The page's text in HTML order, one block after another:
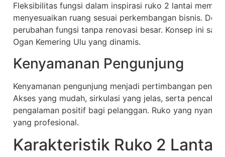
Fleksibilitas fungsi dalam inspirasi ruko 2 lantai
menyesuaikan ruang sesuai perkembangan bisnis.
perubahan fungsi tanpa renovasi besar. Konsep ini
Ogan Kemering Ulu yang dinamis.
Kenyamanan Pengunjung
Kenyamanan pengunjung menjadi pertimbangan
Akses yang mudah, sirkulasi yang jelas, serta
pengalaman positif bagi pelanggan. Ruko yang
yang profesional.
Karakteristik Ruko 2 Lantai